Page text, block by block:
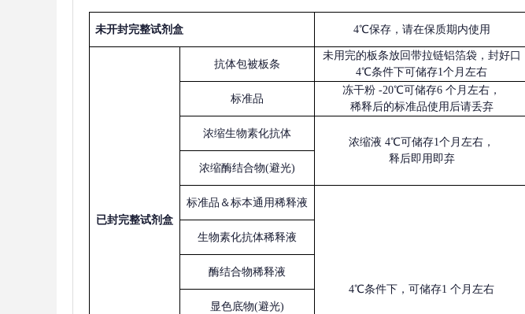
未开封完整试剂盒 4℃保存，请在保质期内使用
已封完整试剂盒
抗体包被板条
未用完的板条放回带拉链铝箔袋，封好口
4℃条件下可储存1个月左右
标准品
冻干粉 -20℃可储存6 个月左右，
稀释后的标准品使用后请丢弃
浓缩生物素化抗体
浓缩液 4℃可储存1个月左右，
释后即用即弃
浓缩酶结合物(避光)
标准品＆标本通用稀释液
4℃条件下，可储存1 个月左右
生物素化抗体稀释液
酶结合物稀释液
显色底物(避光)